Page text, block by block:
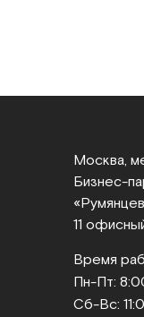
Москва,
11
Время
Пн-Пт:
Сб-Вс: